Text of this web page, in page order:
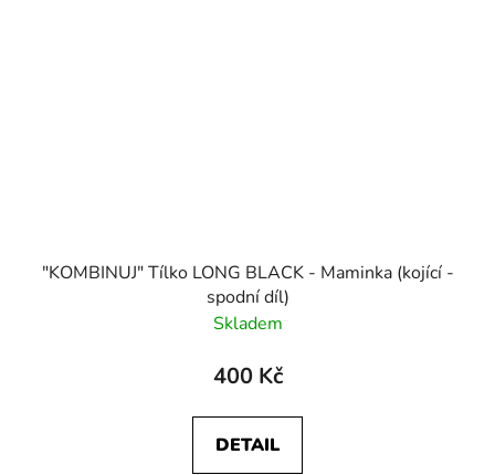
"KOMBINUJ" Tílko LONG BLACK - Maminka (kojící -
spodní díl)
Skladem
400 Kč
DETAIL